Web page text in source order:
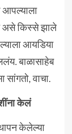
असे किस्से झाले
आयडिया
बाळासाहेब
वाचा.
केलं
केलेल्या